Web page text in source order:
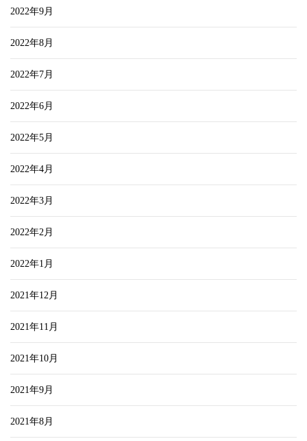
2022年9月
2022年8月
2022年7月
2022年6月
2022年5月
2022年4月
2022年3月
2022年2月
2022年1月
2021年12月
2021年11月
2021年10月
2021年9月
2021年8月